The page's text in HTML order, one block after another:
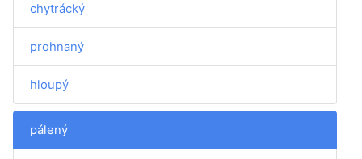
chytrácký
prohnaný
hloupý
pálený